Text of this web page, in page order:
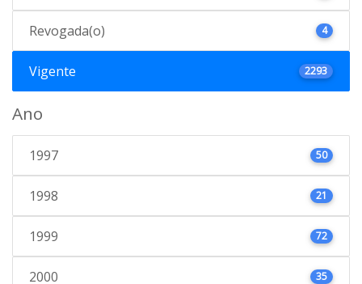
Revogada(o) 4
Vigente 2293
Ano
1997 50
1998 21
1999 72
2000 35